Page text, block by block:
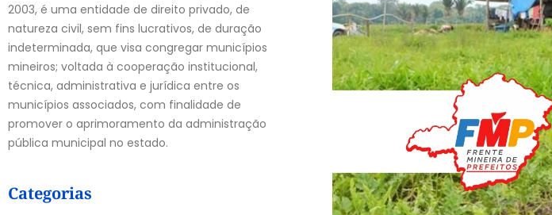
2003, é uma entidade de direito privado, de
natureza civil, sem fins lucrativos, de duração
indeterminada, que visa congregar municípios
mineiros; voltada à cooperação institucional,
técnica, administrativa e jurídica entre os
municípios associados, com finalidade de
promover o aprimoramento da administração
pública municipal no estado.
Categorias